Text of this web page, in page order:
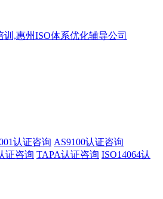
认证咨询 AS9100认证咨询
证咨询 TAPA认证咨询 ISO14064认